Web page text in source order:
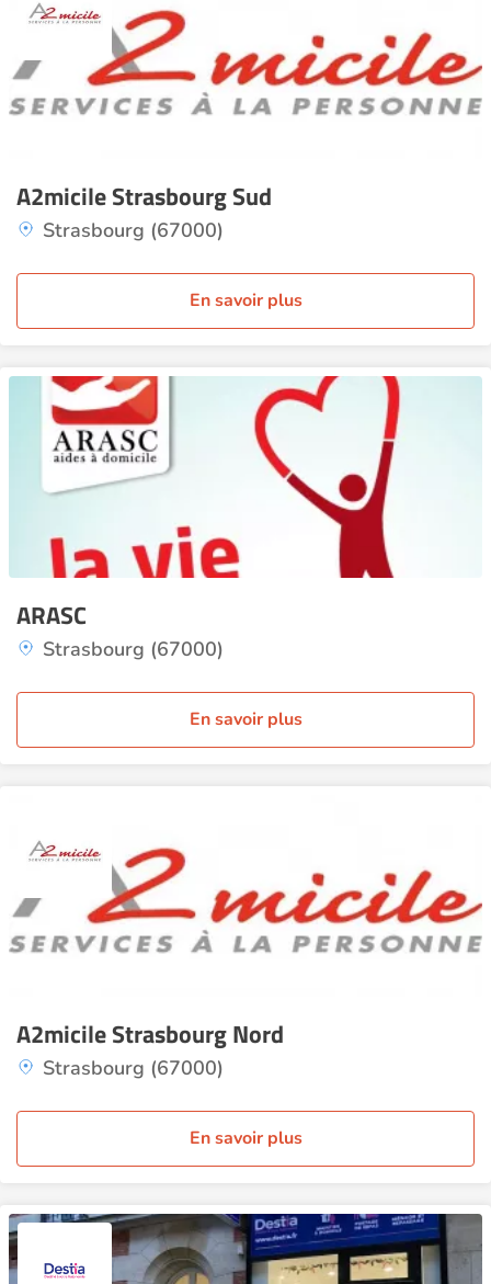
A2micile Strasbourg Sud
Strasbourg (67000)
En savoir plus
ARASC
Strasbourg (67000)
En savoir plus
A2micile Strasbourg Nord
Strasbourg (67000)
En savoir plus